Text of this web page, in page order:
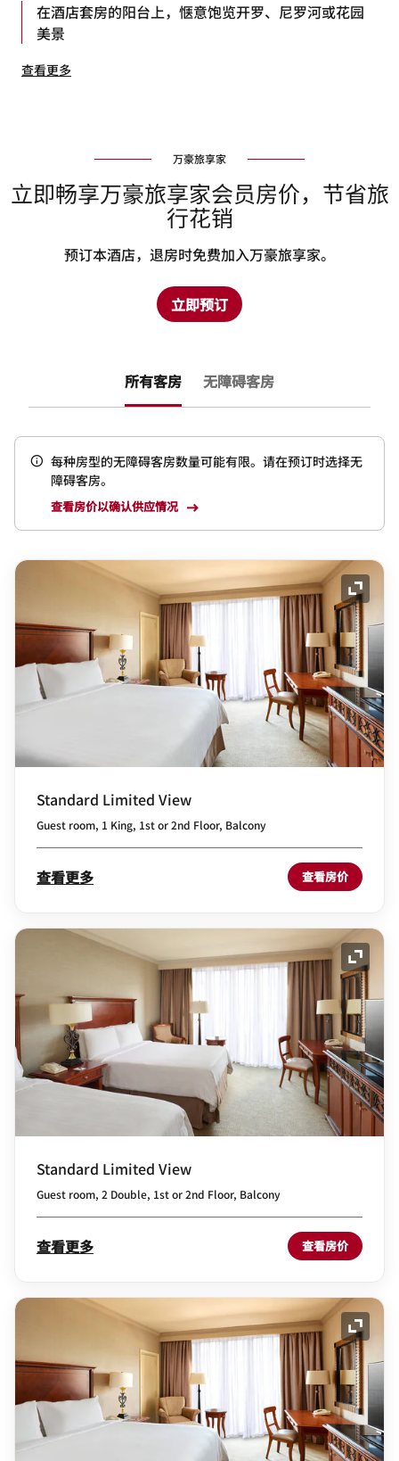
在酒店套房的阳台上，惬意饱览开罗、尼罗河或花园
美景
查看更多
万豪旅享家
立即畅享万豪旅享家会员房价，节省旅
行花销
预订本酒店，退房时免费加入万豪旅享家。
立即预订
所有客房 无障碍客房
每种房型的无障碍客房数量可能有限。请在预订时选择无
障碍客房。
查看房价以确认供应情况
展开
Standard Limited View
Guest room, 1 King, 1st or 2nd Floor, Balcony
查看更多 查看房价
展开
Standard Limited View
Guest room, 2 Double, 1st or 2nd Floor, Balcony
查看更多 查看房价
展开